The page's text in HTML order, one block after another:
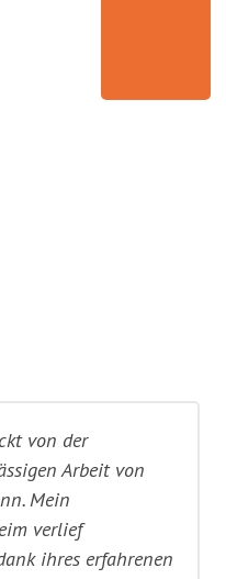
von der
Arbeit von
Mein
verlief
ihres erfahrenen